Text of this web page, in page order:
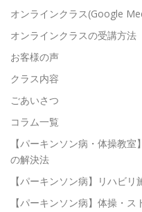
オンラインクラス(Google
オンラインクラスの受講方法
お客様の声
クラス内容
ごあいさつ
コラム一覧
【パーキンソン病・体操教
の解決法
【パーキンソン病】リハビ
【パーキンソン病】体操・